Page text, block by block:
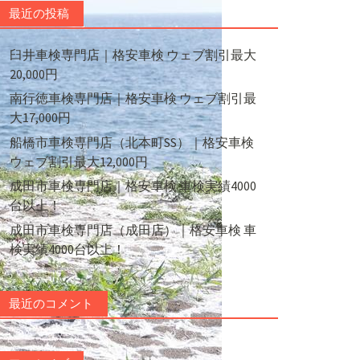
最近の投稿
臼井車検専門店｜格安車検 ウェブ割引最大
20,000円
南行徳車検専門店｜格安車検 ウェブ割引最
大17,000円
船橋市車検専門店（北本町SS）｜格安車検
ウェブ割引最大12,000円
成田市車検専門店｜格安車検 車検実績4000
台以上！
成田市車検専門店（成田店）｜格安車検 車
検実績4000台以上！
最近のコメント